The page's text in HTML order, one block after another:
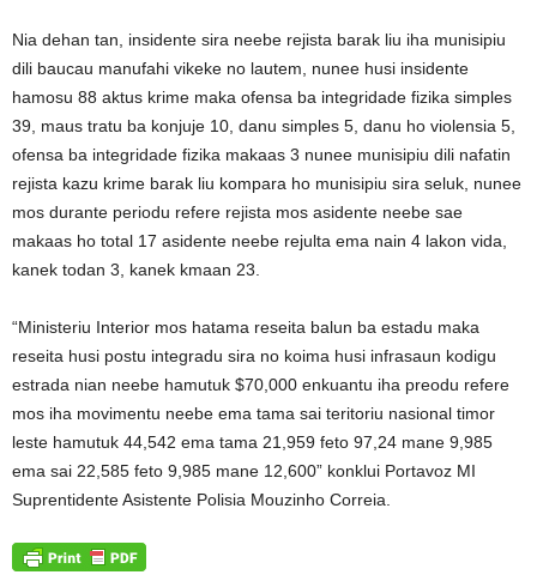
Nia dehan tan, insidente sira neebe rejista barak liu iha munisipiu
dili baucau manufahi vikeke no lautem, nunee husi insidente
hamosu 88 aktus krime maka ofensa ba integridade fizika simples
39, maus tratu ba konjuje 10, danu simples 5, danu ho violensia 5,
ofensa ba integridade fizika makaas 3 nunee munisipiu dili nafatin
rejista kazu krime barak liu kompara ho munisipiu sira seluk, nunee
mos durante periodu refere rejista mos asidente neebe sae
makaas ho total 17 asidente neebe rejulta ema nain 4 lakon vida,
kanek todan 3, kanek kmaan 23.
“Ministeriu Interior mos hatama reseita balun ba estadu maka
reseita husi postu integradu sira no koima husi infrasaun kodigu
estrada nian neebe hamutuk $70,000 enkuantu iha preodu refere
mos iha movimentu neebe ema tama sai teritoriu nasional timor
leste hamutuk 44,542 ema tama 21,959 feto 97,24 mane 9,985
ema sai 22,585 feto 9,985 mane 12,600” konklui Portavoz MI
Suprentidente Asistente Polisia Mouzinho Correia.